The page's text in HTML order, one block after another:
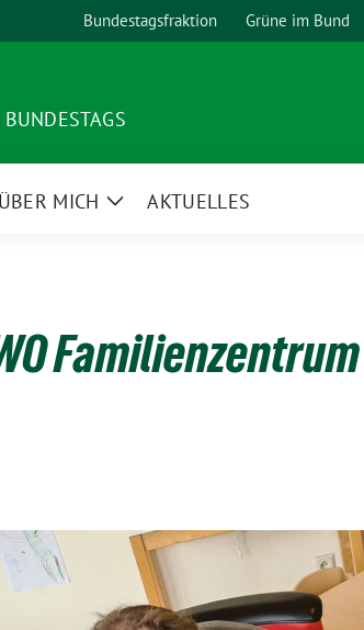
Bundestagsfraktion Grüne im Bund
ÜBER MICH
ZeigeAKTUELLES